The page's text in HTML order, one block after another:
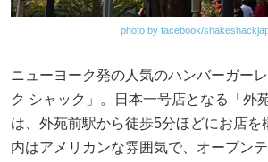
photo by facebook/
ニューヨーク発の人気のハンバーガー
ク シャック」。日本一号店となる「外
は、外苑前駅から徒歩5分ほどにお店を
内はアメリカンな雰囲気で、オープン